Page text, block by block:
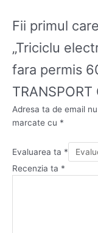
Fii primul
„Triciclu
fara permis
TRANSPORT
Adresa ta de email
marcate cu *
Evaluarea ta *
Recenzia ta *